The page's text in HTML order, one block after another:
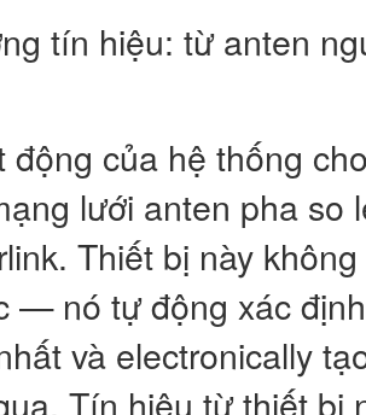
tín hiệu: từ anten
động của hệ thống
lưới anten pha so
Thiết bị này
— nó tự động xác
và electronically
Tín hiệu từ thiết bị